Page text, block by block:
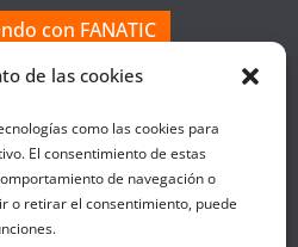
con FANATIC
de las cookies
como las cookies para
El consentimiento de estas
de navegación o
o retirar el consentimiento, puede